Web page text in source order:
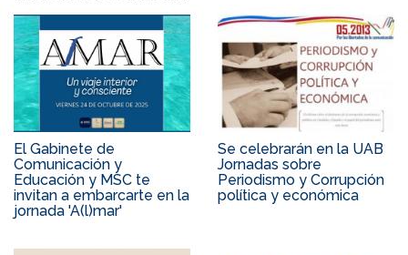
El Gabinete de
Comunicación y
Educación y MSC te
invitan a embarcarte en la
jornada 'A(l)mar'
Se celebrarán en la UAB
Jornadas sobre
Periodismo y Corrupción
política y económica